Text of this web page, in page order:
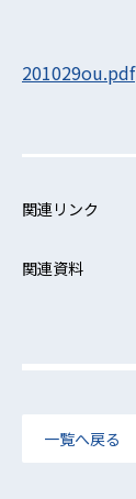
201029ou.pdf
関連リンク
関連資料
一覧へ戻る